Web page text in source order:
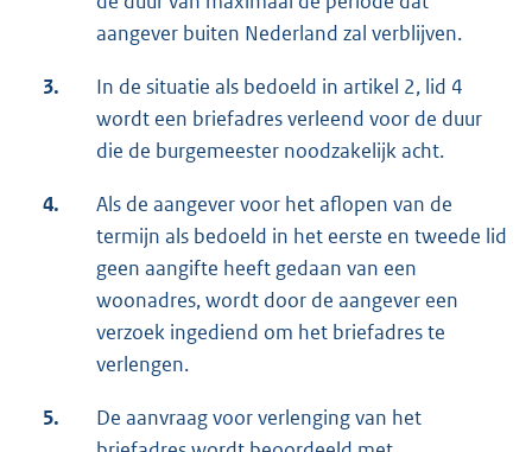
aangever buiten Nederland zal verblijven.
3.
In de situatie als bedoeld in artikel 2, lid 4
wordt een briefadres verleend voor de duur
die de burgemeester noodzakelijk acht.
4.
Als de aangever voor het aflopen van de
termijn als bedoeld in het eerste en tweede lid
geen aangifte heeft gedaan van een
woonadres, wordt door de aangever een
verzoek ingediend om het briefadres te
verlengen.
5.
De aanvraag voor verlenging van het